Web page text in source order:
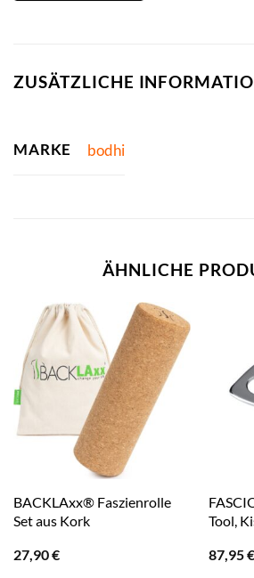
ZUSÄTZLICHE
MARKE bodhi
ÄHNLICHE
BACKLAxx® Faszienrolle
Set aus Kork
27,90€
Tool,
87,95€